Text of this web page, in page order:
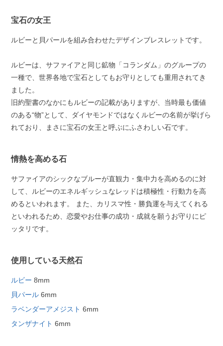
宝石の女王
ルビーと貝パールを組み合わせたデザインブレスレットです。
ルビーは、サファイアと同じ鉱物「コランダム」のグループの
一種で、世界各地で宝石としてもお守りとしても重用されてき
ました。
旧約聖書のなかにもルビーの記載がありますが、当時最も価値
のある“物”として、ダイヤモンドではなくルビーの名前が挙げら
れており、まさに宝石の女王と呼ぶにふさわしい石です。
情熱を高める石
サファイアのシックなブルーが直観力・集中力を高めるのに対
して、ルビーのエネルギッシュなレッドは積極性・行動力を高
めるといわれます。 また、カリスマ性・勝負運を与えてくれる
といわれるため、恋愛やお仕事の成功・成就を願うお守りにピ
ッタリです。
使用している天然石
ルビー 8mm
貝パール 6mm
ラベンダーアメジスト 6mm
タンザナイト 6mm